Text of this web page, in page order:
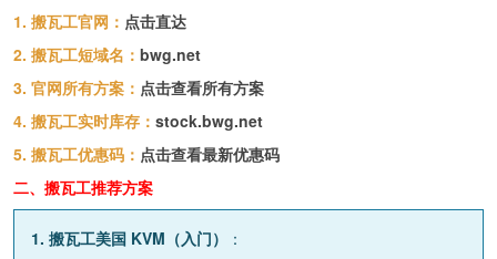
1. 搬瓦工官网： 点击直达
2. 搬瓦工短域名： bwg.net
3. 官网所有方案： 点击查看所有方案
4. 搬瓦工实时库存： stock.bwg.net
5. 搬瓦工优惠码： 点击查看最新优惠码
二、搬瓦工推荐方案
1. 搬瓦工美国 KVM（入门） ：